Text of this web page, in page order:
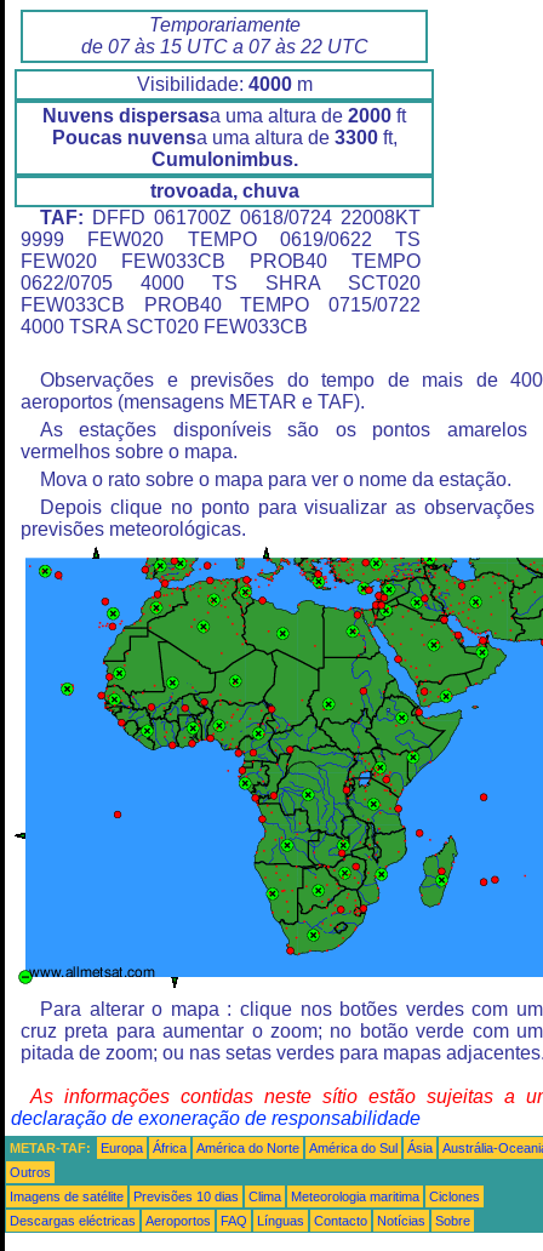
Temporariamente
de 07 às 15 UTC a 07 às 22 UTC
Visibilidade: 4000m
Nuvens dispersasa uma altura de 2000 ft
Poucas nuvensa uma altura de 3300ft,
Cumulonimbus.
trovoada, chuva
TAF: DFFD 061700Z 0618/0724 22008KT
9999 FEW020 TEMPO 0619/0622 TS
FEW020 FEW033CB PROB40 TEMPO
0622/0705 4000 TS SHRA SCT020
FEW033CB PROB40 TEMPO 0715/0722
4000 TSRA SCT020 FEW033CB
Observações e previsões do tempo de mais de
aeroportos (mensagens METAR e TAF).
As estações disponíveis são os pontos amarelos
vermelhos sobre o mapa.
Mova o rato sobre o mapa para ver o nome da estação.
Depois clique no ponto para visualizar as observações
previsões meteorológicas.
Para alterar o mapa : clique nos botões verdes com
cruz preta para aumentar o zoom; no botão verde com
pitada de zoom; ou nas setas verdes para mapas
As informações contidas neste sítio estão sujeitas a
declaração de exoneração de responsabilidade
METAR-TAF: Europa África América do Norte América do Sul Ásia
Austrália-
Outros
Imagens de satélite
Previsões 10 dias Clima Meteorologia maritima
Ciclones
Descargas eléctricas
Aeroportos FAQ Línguas Contacto Notícias Sobre